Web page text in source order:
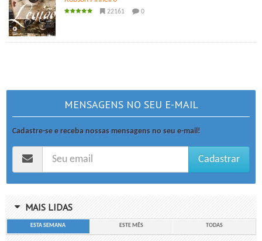
22161 0
MENSAGENS NO SEU E-MAIL
Cadastre-se e receba nossas mensagens no seu e-mail!
Cadastrar
MAIS LIDAS
ESTA SEMANA ESTE MÊS TODAS